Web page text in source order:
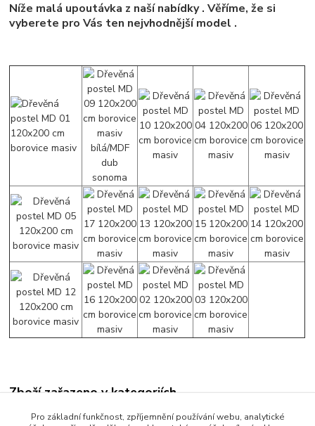
Níže malá upoutávka z naší nabídky . Věříme, že si
vyberete pro Vás ten nejvhodnější model .
Zboží zařazeno v kategoriích
Jednolůžkové postele
Pro základní funkčnost, zpříjemnění používání webu, analytické